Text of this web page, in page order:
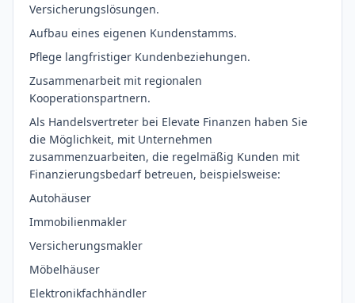
Versicherungslösungen.
Aufbau eines eigenen Kundenstamms.
Pflege langfristiger Kundenbeziehungen.
Zusammenarbeit mit regionalen
Kooperationspartnern.
Als Handelsvertreter bei Elevate Finanzen haben Sie
die Möglichkeit, mit Unternehmen
zusammenzuarbeiten, die regelmäßig Kunden mit
Finanzierungsbedarf betreuen, beispielsweise:
Autohäuser
Immobilienmakler
Versicherungsmakler
Möbelhäuser
Elektronikfachhändler